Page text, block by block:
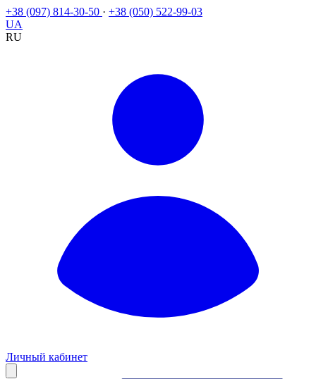
+38 (097) 814-30-50 · +38 (050) 522-99-03
UA
RU
Личный кабинет